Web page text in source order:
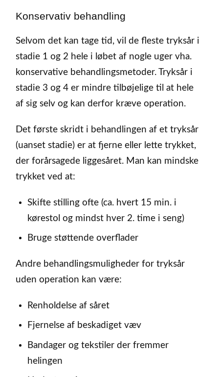
Konservativ behandling
Selvom det kan tage tid, vil de fleste tryksår i
stadie 1 og 2 hele i løbet af nogle uger vha.
konservative behandlingsmetoder. Tryksår i
stadie 3 og 4 er mindre tilbøjelige til at hele
af sig selv og kan derfor kræve operation.
Det første skridt i behandlingen af et tryksår
(uanset stadie) er at fjerne eller lette trykket,
der forårsagede liggesåret. Man kan mindske
trykket ved at:
Skifte stilling ofte (ca. hvert 15 min. i
kørestol og mindst hver 2. time i seng)
Bruge støttende overflader
Andre behandlingsmuligheder for tryksår
uden operation kan være:
Renholdelse af såret
Fjernelse af beskadiget væv
Bandager og tekstiler der fremmer
helingen